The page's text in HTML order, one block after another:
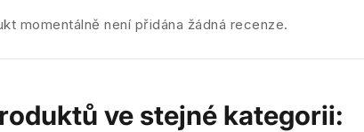
momentálně není přidána žádná recenze.
ve stejné kategorii: